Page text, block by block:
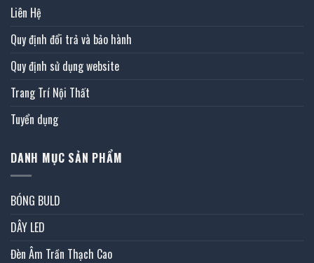
Liên Hệ
Quy định đổi trả và bảo hành
Quy định sử dụng website
Trang Trí Nội Thất
Tuyển dụng
DANH MỤC SẢN PHẨM
BÓNG BULD
DÂY LED
Đèn Âm Trần Thạch Cao